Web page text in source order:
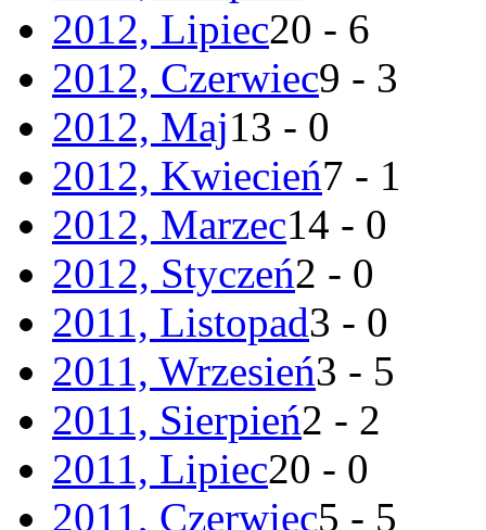
2012, Lipiec20 - 6
2012, Czerwiec9 - 3
2012, Maj13 - 0
2012, Kwiecień7 - 1
2012, Marzec14 - 0
2012, Styczeń2 - 0
2011, Listopad3 - 0
2011, Wrzesień3 - 5
2011, Sierpień2 - 2
2011, Lipiec20 - 0
2011, Czerwiec5 - 5